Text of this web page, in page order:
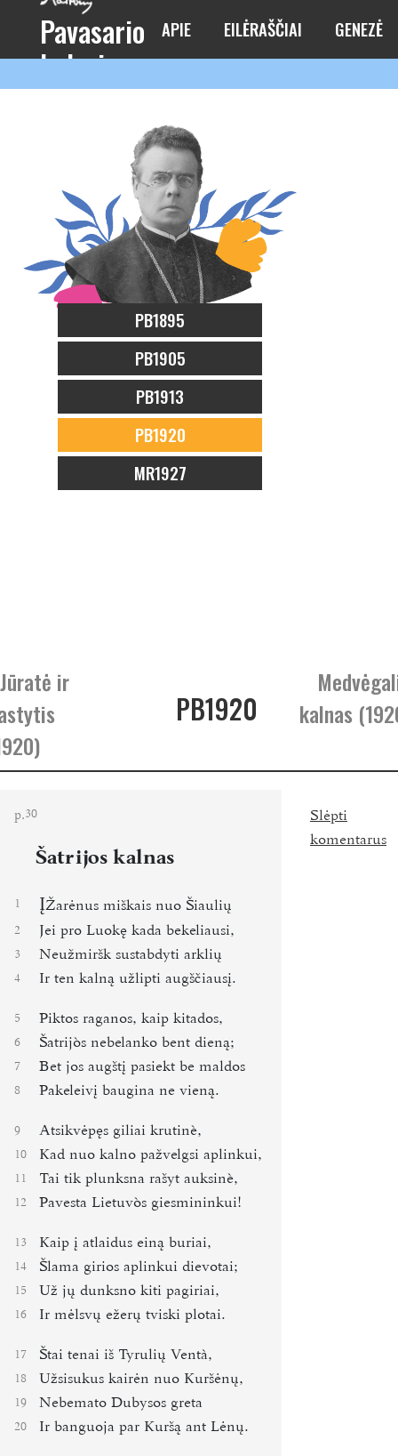
Pavasario
balsai
APIE EILĖRAŠČIAI GENEZĖ
PB1895
PB1905
PB1913
PB1920
MR1927
ir
PB1920
kalnas
p.30
Šatrijos kalnas
1 ĮŽarėnus miškais nuo Šiaulių
2 Jei pro Luokę kada bekeliausi,
3 Neužmiršk sustabdyti arklių
4 Ir ten kalną užlipti augščiausį.
5 Piktos raganos, kaip kitados,
6 Šatrijòs nebelanko bent dieną;
7 Bet jos augštį pasiekt be maldos
8 Pakeleivį baugina ne vieną.
9 Atsikvėpęs giliai krutinè,
10 Kad nuo kalno pažvelgsi aplinkui,
11 Tai tik plunksna rašyt auksinè,
12 Pavesta Lietuvòs giesmininkui!
13 Kaip į atlaidus einą buriai,
14 Šlama girios aplinkui dievotai;
15 Už jų dunksno kiti pagiriai,
16 Ir mėlsvų ežerų tviski plotai.
17 Štai tenai iš Tyrulių Ventà,
18 Užsisukus kairėn nuo Kuršėnų,
19 Nebemato Dubysos greta
20 Ir banguoja par Kuršą ant Lėnų.
Slėpti
komentarus